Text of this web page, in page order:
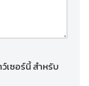
เซอร์นี้ สำหรับ